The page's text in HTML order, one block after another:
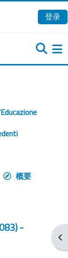
登录
打
概要
-